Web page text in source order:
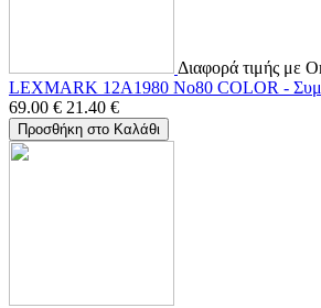
Διαφορά τιμής με
LEXMARK 12A1980 No80 COLOR -
69.00 € 21.40 €
Προσθήκη στο Καλάθι